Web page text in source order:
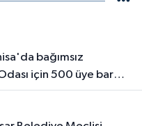
için 500 üye barajı